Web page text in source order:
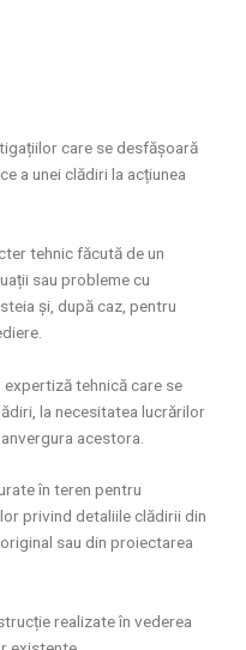
care se desfășoară
a unei clădiri la acțiunea
tehnic făcută de un
sau probleme cu
și, după caz, pentru
tehnică care se
la necesitatea lucrărilor
acestora.
în teren pentru
privind detaliile clădirii din
sau din proiectarea
realizate în vederea